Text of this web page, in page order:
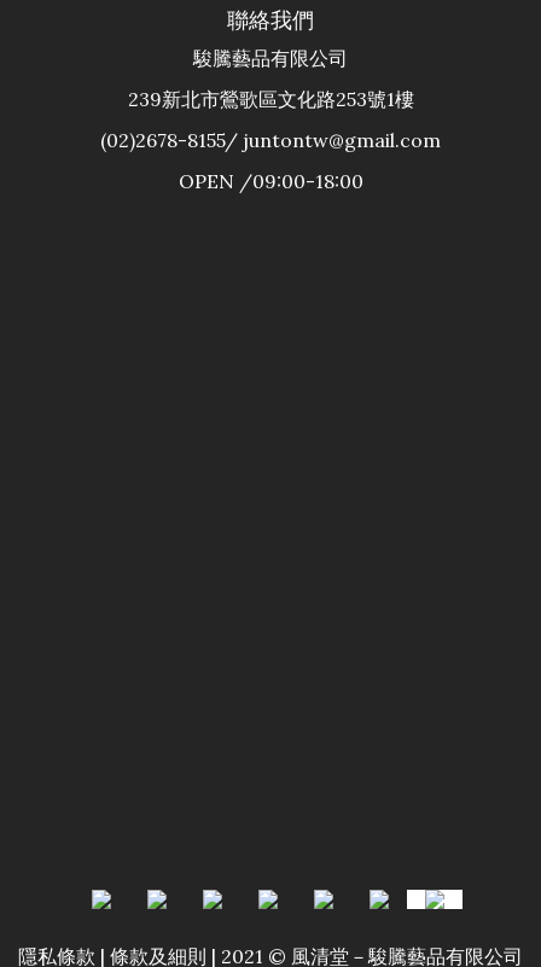
聯絡我們
駿騰藝品有限公司
239新北市鶯歌區文化路253號1樓
(02)2678-8155/ juntontw@gmail.com
OPEN /09:00-18:00
隱私條款 | 條款及細則 | 2021 © 風清堂－駿騰藝品有限公司